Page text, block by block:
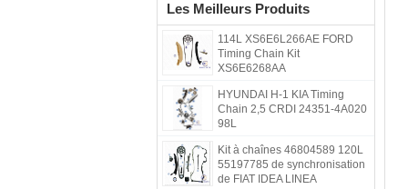
Les Meilleurs Produits
114L XS6E6L266AE FORD
Timing Chain Kit
XS6E6268AA
HYUNDAI H-1 KIA Timing
Chain 2,5 CRDI 24351-4A020
98L
Kit à chaînes 46804589 120L
55197785 de synchronisation
de FIAT IDEA LINEA